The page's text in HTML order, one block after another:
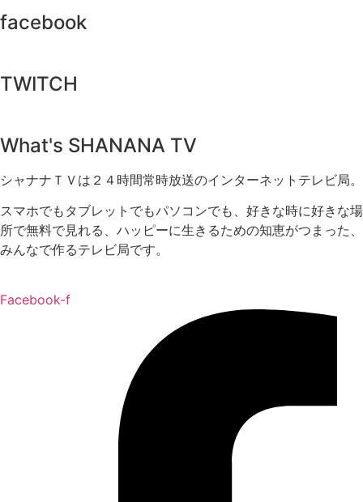
facebook
TWITCH​
What's SHANANA TV
シャナナＴＶは２４時間常時放送のインターネットテレビ局。
スマホでもタブレットでもパソコンでも、好きな時に好きな場
所で無料で見れる、 ハッピーに生きるための知恵がつまった、
みんなで作るテレビ局です。
Facebook-f